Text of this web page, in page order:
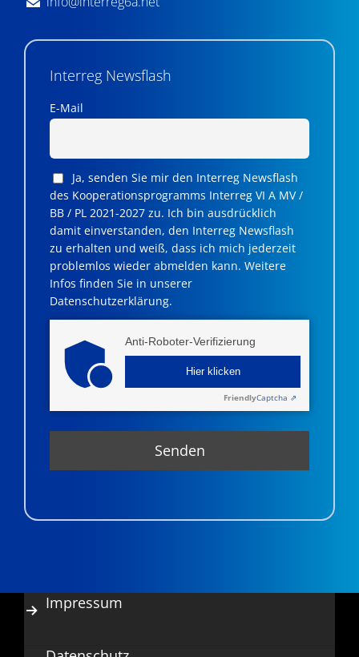
Interreg Newsflash
E-Mail
Ja, senden Sie mir den Interreg Newsflash
des Kooperationsprogramms Interreg VI A MV /
BB / PL 2021-2027 zu. Ich bin ausdrücklich
damit einverstanden, den Interreg Newsflash
zu erhalten und weiß, dass ich mich jederzeit
problemlos wieder abmelden kann. Weitere
Infos finden Sie in unserer
Datenschutzerklärung.
Anti-Roboter-Verifizierung
Hier klicken
FriendlyCaptcha ⇗
Impressum